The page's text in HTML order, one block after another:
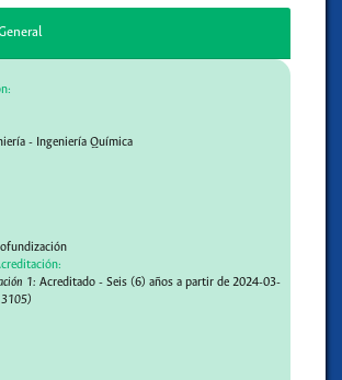
- Ingeniería Química
1: Acreditado - Seis (6) años a partir de 2024-03-